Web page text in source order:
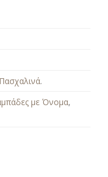
Πασχαλινά.
με Όνομα,